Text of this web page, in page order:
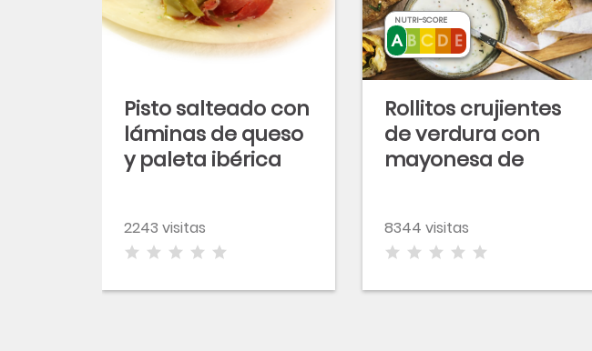
Pisto salteado con
láminas de queso
y paleta ibérica
2243 visitas
Rollitos crujientes
de verdura con
mayonesa de
8344 visitas
NUTRI-SCORE